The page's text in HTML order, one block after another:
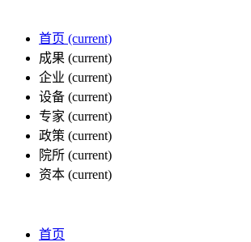
首页 (current)
成果 (current)
企业 (current)
设备 (current)
专家 (current)
政策 (current)
院所 (current)
资本 (current)
首页